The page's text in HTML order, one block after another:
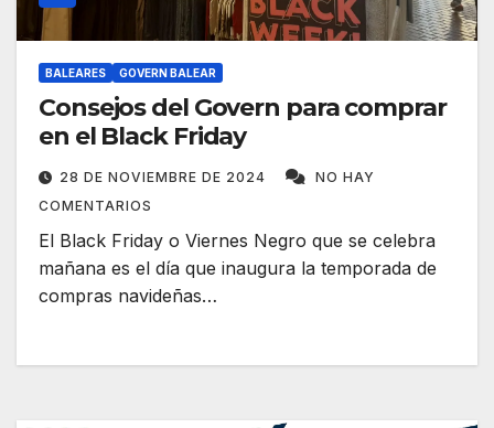
BALEARES GOVERN BALEAR
Consejos del Govern para comprar
en el Black Friday
28 DE NOVIEMBRE DE 2024
NO HAY
COMENTARIOS
El Black Friday o Viernes Negro que se celebra
mañana es el día que inaugura la temporada de
compras navideñas…